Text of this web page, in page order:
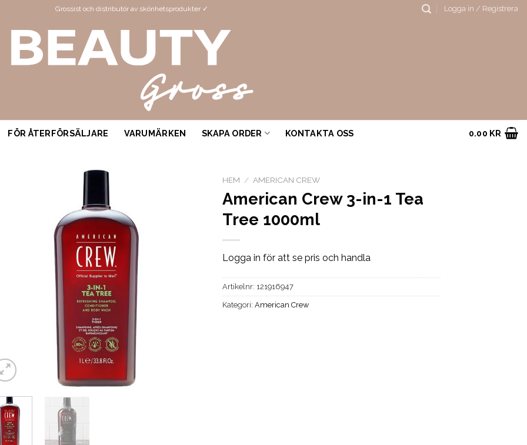
Grossist och distributör av skönhetsprodukter ✓ Logga in / Registrera
FÖR ÅTERFÖRSÄLJARE VARUMÄRKEN SKAPA ORDER KONTAKTA OSS 0.00 KR
HEM / AMERICAN CREW
American Crew 3-in-1 Tea
Tree 1000ml
Logga in för att se pris och handla
Artikelnr: 121916947
Kategori:American Crew